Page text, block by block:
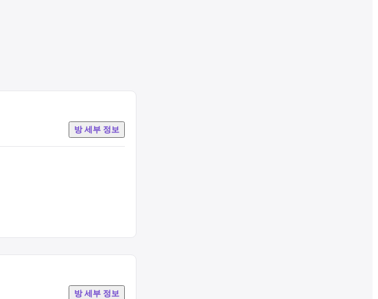
방 세부 정보
방 세부 정보